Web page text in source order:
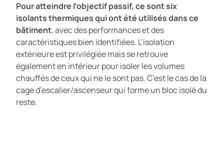
Pour atteindre l’objectif passif, ce sont six
isolants thermiques qui ont été utilisés dans ce
bâtiment, avec des performances et des
caractéristiques bien identifiées. L’isolation
extérieure est privilégiée mais se retrouve
également en intérieur pour isoler les volumes
chauffés de ceux qui ne le sont pas. C’est le cas de la
cage d’escalier/ascenseur qui forme un bloc isolé du
reste.